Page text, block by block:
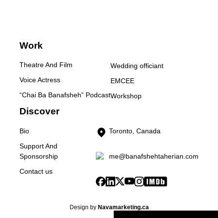
Work
Theatre And Film
Voice Actress
“Chai Ba Banafsheh” Podcast
Wedding officiant
EMCEE
Workshop
Discover
Bio
Support And
Sponsorship
Contact us
Toronto, Canada
me@banafshehtaherian.com
Design by Navamarketing.ca